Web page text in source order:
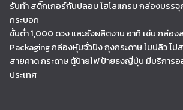
รับทำ สติ๊กเกอร์กันปลอม โฮโลแกรม กล่องบรร
กระบอก
ขั้นต่ำ 1,000 ดวง และยังผลิตงาน อาทิ เช่น กล่อ
Packaging กล่องหุ้มจั่วปัง ถุงกระดาษ ใบปลิว โป
สายคาด กระดาษ ตู้ป้ายไฟ ป้ายธงญี่ปุ่น มีบริการ
ประเทศ